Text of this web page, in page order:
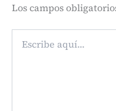
Los campos
aquí...